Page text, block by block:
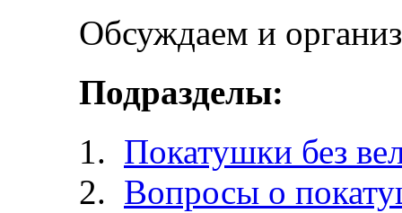
Обсуждаем и
Подразделы:
Покатушки без
Вопросы о